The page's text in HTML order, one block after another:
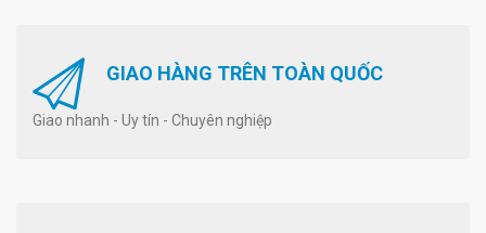
GIAO HÀNG TRÊN TOÀN QUỐC
Giao nhanh - Uy tín - Chuyên nghiệp